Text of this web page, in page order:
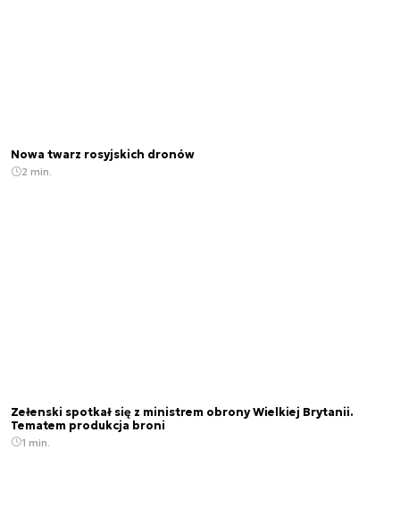
Nowa twarz rosyjskich dronów
2 min.
Zełenski spotkał się z ministrem obrony Wielkiej Brytanii.
Tematem produkcja broni
1 min.